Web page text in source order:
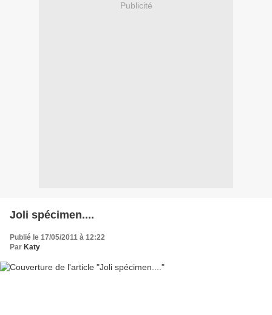
Publicité
Joli spécimen....
Publié le 17/05/2011 à 12:22
Par Katy